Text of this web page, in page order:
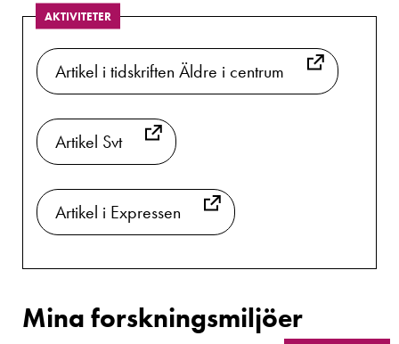
AKTIVITETER
Artikel i tidskriften Äldre i centrum
Artikel Svt
Artikel i Expressen
Mina forskningsmiljöer